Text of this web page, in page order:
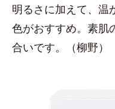
明るさに加えて、温
色がおすすめ。素肌
合いです。（柳野）